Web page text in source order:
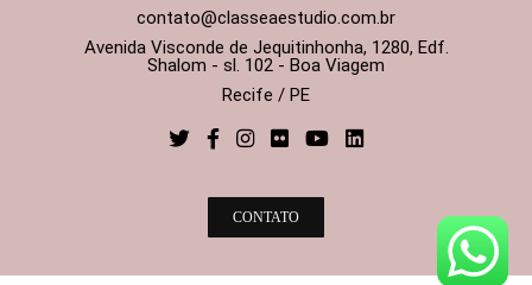
contato@classeaestudio.com.br
Avenida Visconde de Jequitinhonha, 1280, Edf.
Shalom - sl. 102 - Boa Viagem
Recife / PE
CONTATO